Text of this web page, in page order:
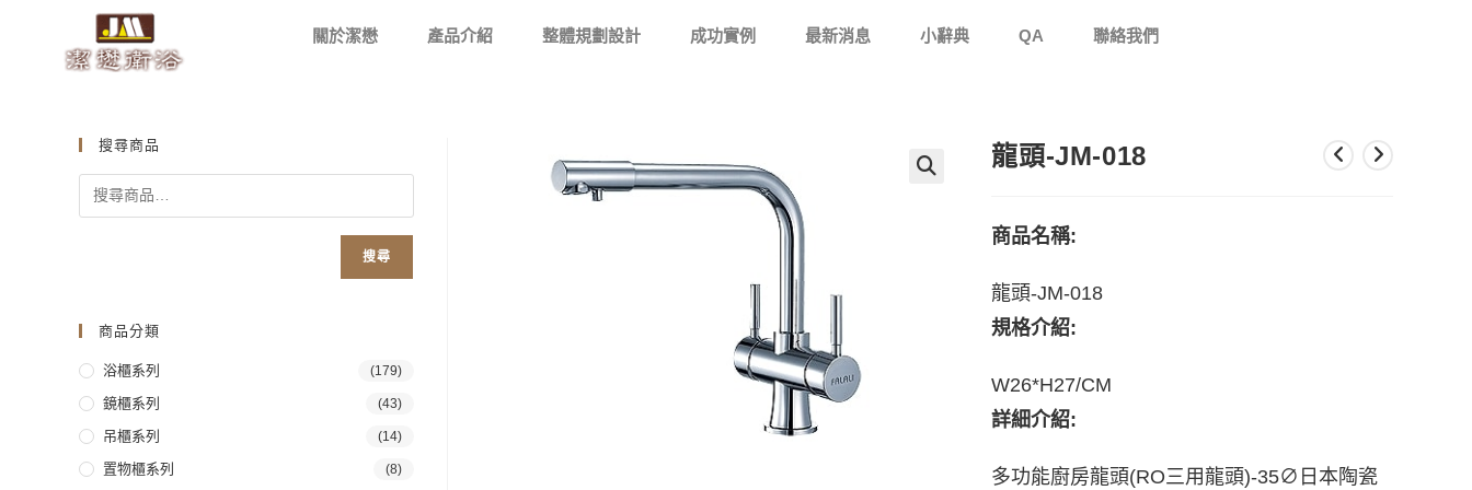
關於潔懋 產品介紹 整體規劃設計 成功實例 最新消息 小辭典 QA 聯絡我們
龍頭-JM-018
商品名稱:
龍頭-JM-018
規格介紹:
W26*H27/CM
詳細介紹:
多功能廚房龍頭(RO三用龍頭)-35∅日本陶瓷
搜尋商品
搜尋
商品分類
浴櫃系列 (179)
鏡櫃系列 (43)
吊櫃系列 (14)
置物櫃系列 (8)